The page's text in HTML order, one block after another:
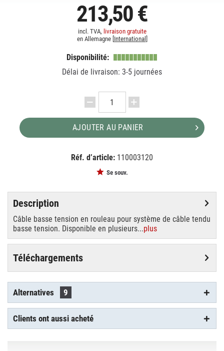
213,50 €
incl. TVA, livraison gratuite
en Allemagne [ International
Disponibilité:
Délai de livraison: 3-5 journées
AJOUTER AU PANIER
Réf. d’article: 110003120
Se souv.
Description
Câble basse tension en rouleau pour système de câble tendu
basse tension. Disponible en plusieurs...plus
Téléchargements
Alternatives 9
Clients ont aussi acheté